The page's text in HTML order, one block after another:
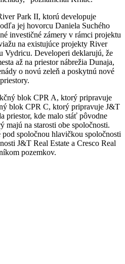
Park II, ktorú developuje
jej hovorcu Daniela Suchého
investičné zámery v rámci projektu
na existujúce projekty River
Vydricu. Developeri deklarujú, že
až na priestor nábrežia Dunaja,
o novú zeleň a poskytnú nové
blok CPR A, ktorý pripravuje
blok CPR C, ktorý pripravuje J&T
priestor, kde malo stáť pôvodne
majú na starosti obe spoločnosti.
spoločnou hlavičkou spoločnosti
J&T Real Estate a Cresco Real
pozemkov.